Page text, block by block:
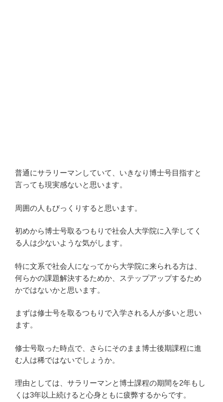
普通にサラリーマンしていて、いきなり博士号目指すと
言っても現実感ないと思います。
周囲の人もびっくりすると思います。
初めから博士号取るつもりで社会人大学院に入学してく
る人は少ないような気がします。
特に文系で社会人になってから大学院に来られる方は、
何らかの課題解決するためか、ステップアップするため
かではないかと思います。
まずは修士号を取るつもりで入学される人が多いと思い
ます。
修士号取った時点で、さらにそのまま博士後期課程に進
む人は稀ではないでしょうか。
理由としては、サラリーマンと博士課程の期間を2年もし
くは3年以上続けると心身ともに疲弊するからです。